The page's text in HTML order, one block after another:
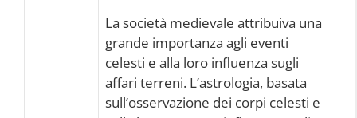
La società medievale attribuiva una
grande importanza agli eventi
celesti e alla loro influenza sugli
affari terreni. L’astrologia, basata
sull’osservazione dei corpi celesti e